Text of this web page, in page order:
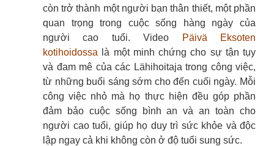
còn trở thành một người bạn thân thiết, một phần
quan trọng trong cuộc sống hàng ngày của
người cao tuổi.Video Päivä Eksoten
kotihoidossa là một minh chứng cho sự tận tụy
và đam mê của các Lähihoitaja trong công việc,
từ những buổi sáng sớm cho đến cuối ngày. Mỗi
công việc nhỏ mà họ thực hiện đều góp phần
đảm bảo cuộc sống bình an và an toàn cho
người cao tuổi, giúp họ duy trì sức khỏe và độc
lập ngay cả khi không còn ở độ tuổi sung sức.